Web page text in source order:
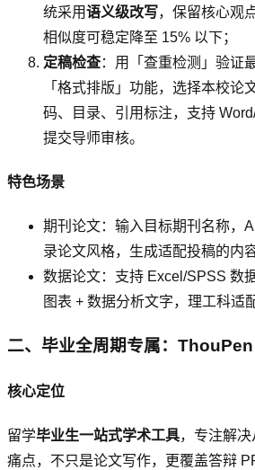
统采用语义级改写，保留核心观
相似度可稳定降至 15% 以下；
定稿检查：用「查重检测」验证
「格式排版」功能，选择本校论
码、目录、引用标注，支持
提交导师审核。
特色场景
期刊论文：输入目标期刊名称，
录论文风格，生成适配投稿的内容
数据论文：支持 Excel/SPSS 数
图表 + 数据分析文字，理工科适
二、毕业全周期专属：ThouPen
核心定位
留学毕业生一站式学术工具，专注解
痛点，不只是论文写作，更覆盖答辩